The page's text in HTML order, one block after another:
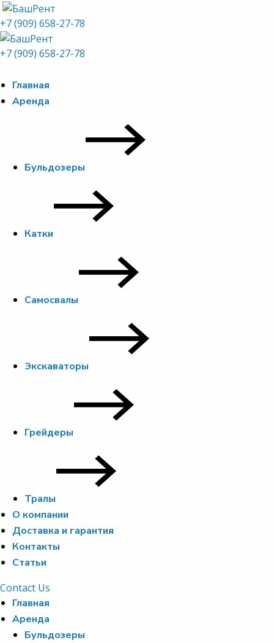
+7 (909) 658-27-78
+7 (909) 658-27-78
Главная
Аренда
Бульдозеры
Катки
Самосвалы
Экскаваторы
Грейдеры
Тралы
О компании
Доставка и гарантия
Контакты
Статьи
Contact Us
Главная
Аренда
Бульдозеры